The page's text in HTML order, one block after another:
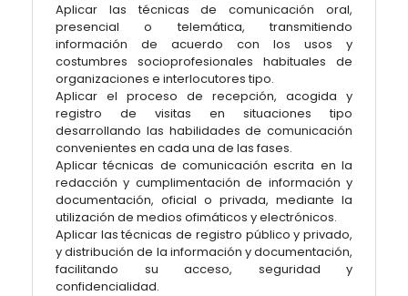
Aplicar las técnicas de comunicación oral,
presencial o telemática, transmitiendo
información de acuerdo con los usos y
costumbres socioprofesionales habituales de
organizaciones e interlocutores tipo.
Aplicar el proceso de recepción, acogida y
registro de visitas en situaciones tipo
desarrollando las habilidades de comunicación
convenientes en cada una de las fases.
Aplicar técnicas de comunicación escrita en la
redacción y cumplimentación de información y
documentación, oficial o privada, mediante la
utilización de medios ofimáticos y electrónicos.
Aplicar las técnicas de registro público y privado,
y distribución de la información y documentación,
facilitando su acceso, seguridad y
confidencialidad.